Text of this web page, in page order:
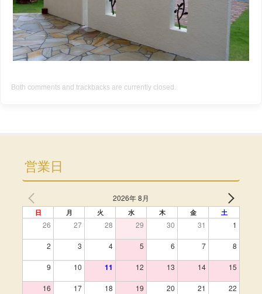
Both comments and trackbacks are currently closed.
営業日
2026年 8月
日 月 火 水 木 金 土
26 27 28 29 30 31 1
2 3 4 5 6 7 8
9 10 11 12 13 14 15
16 17 18 19 20 21 22